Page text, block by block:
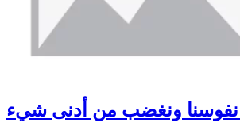
نفوسنا ونغضب من أدنى شيء